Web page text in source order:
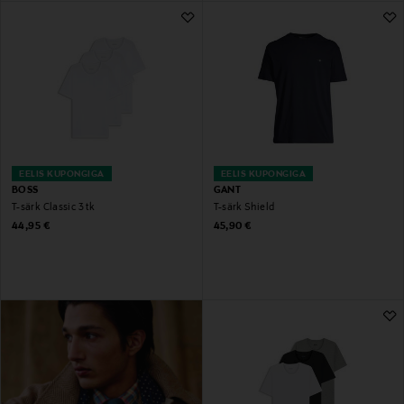
EELIS KUPONGIGA
BOSS
T-särk Classic 3 tk
Original Price
44,95 €
EELIS KUPONGIGA
GANT
T-särk Shield
Original Price
45,90 €